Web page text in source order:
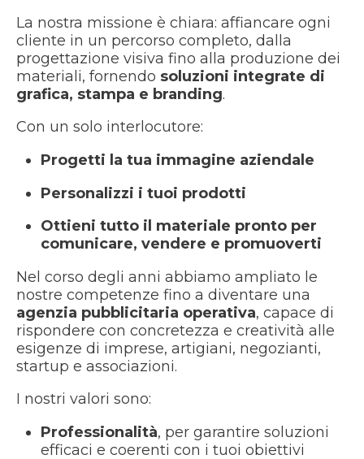
La nostra missione è chiara: affiancare ogni
cliente in un percorso completo, dalla
progettazione visiva fino alla produzione dei
materiali, fornendo soluzioni integrate di
grafica, stampa e branding.
Con un solo interlocutore:
Progetti la tua immagine aziendale
Personalizzi i tuoi prodotti
Ottieni tutto il materiale pronto per
comunicare, vendere e promuoverti
Nel corso degli anni abbiamo ampliato le
nostre competenze fino a diventare una
agenzia pubblicitaria operativa, capace di
rispondere con concretezza e creatività alle
esigenze di imprese, artigiani, negozianti,
startup e associazioni.
I nostri valori sono:
Professionalità, per garantire soluzioni
efficaci e coerenti con i tuoi obiettivi